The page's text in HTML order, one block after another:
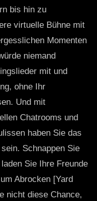
bis hin zu
virtuelle Bühne mit
Momenten
niemand
mit und
ohne Ihr
Und mit
Chatrooms und
haben Sie das
Schnappen Sie
Sie Ihre Freunde
Abrocken [Yard
nicht diese Chance,